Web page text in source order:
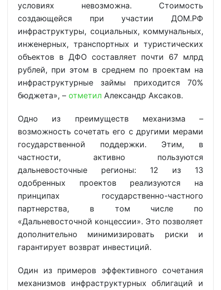
условиях невозможна. Стоимость
создающейся при участии ДОМ.РФ
инфраструктуры, социальных, коммунальных,
инженерных, транспортных и туристических
объектов в ДФО составляет почти 67 млрд
рублей, при этом в среднем по проектам на
инфраструктурные займы приходится 70%
бюджета», – отметил Александр Аксаков.
Одно из преимуществ механизма –
возможность сочетать его с другими мерами
государственной поддержки. Этим, в
частности, активно пользуются
дальневосточные регионы: 12 из 13
одобренных проектов реализуются на
принципах государственно-частного
партнерства, в том числе по
«Дальневосточной концессии». Это позволяет
дополнительно минимизировать риски и
гарантирует возврат инвестиций.
Один из примеров эффективного сочетания
механизмов инфраструктурных облигаций и